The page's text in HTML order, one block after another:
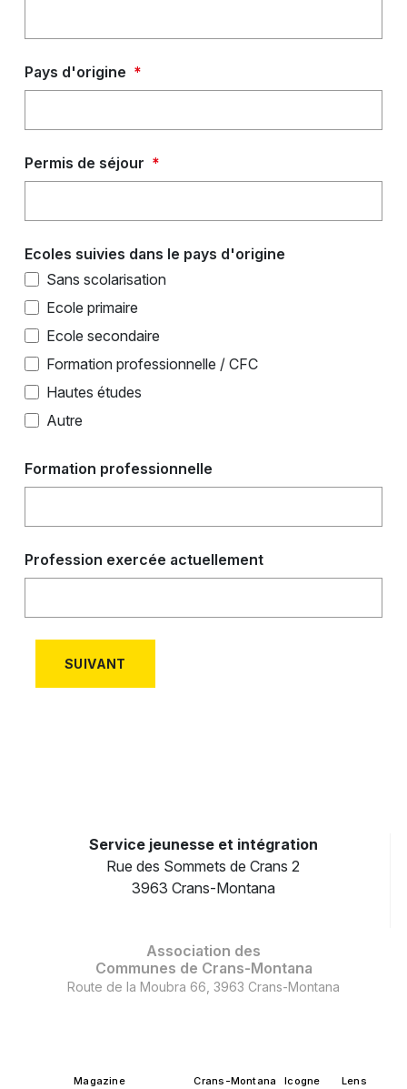
Pays d'origine *
Permis de séjour *
Ecoles suivies dans le pays d'origine
Sans scolarisation
Ecole primaire
Ecole secondaire
Formation professionnelle / CFC
Hautes études
Autre
Formation professionnelle
Profession exercée actuellement
Service jeunesse et intégration
Rue des Sommets de Crans 2
3963 Crans-Montana
Association des
Communes de Crans-Montana
Route de la Moubra 66, 3963 Crans-Montana
Magazine Crans-Montana Icogne Lens